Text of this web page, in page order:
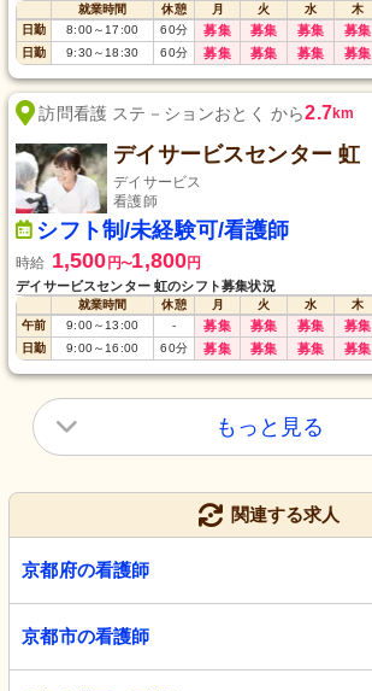
就業時間 休憩 月 火 水 木
日勤
8:00～17:00 60分 募集 募集 募集 募集
日勤 9:30～18:30 60分 募集 募集 募集 募集
訪問看護 ステ－ションおとく から2.7km
デイサービスセンター 虹
デイサービス
看護師
シフト制/未経験可/看護師
時給 1,500 円〜1,800円
デイサービスセンター 虹のシフト募集状況
就業時間 休憩 月 火 水 木
午前
9:00～13:00 - 募集 募集 募集 募集
日勤 9:00～16:00 60分 募集 募集 募集 募集
もっと見る
関連する求人
京都府の看護師
京都市の看護師